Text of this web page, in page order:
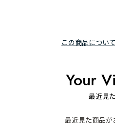
この商品につい
Your
最近見
最近見た商品が